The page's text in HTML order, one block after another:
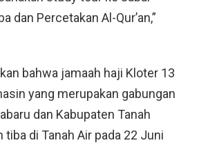
dan Percetakan Al-Qur’an,”
bahwa jamaah haji Kloter 13
yang merupakan gabungan
dan Kabupaten Tanah
di Tanah Air pada 22 Juni